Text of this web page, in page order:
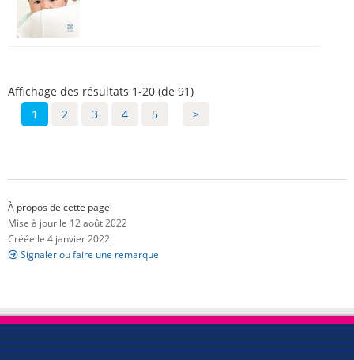
Affichage des résultats 1-20 (de 91)
1
2 3 4 5 >
À propos de cette page
Mise à jour le 12 août 2022
Créée le 4 janvier 2022
Signaler ou faire une remarque